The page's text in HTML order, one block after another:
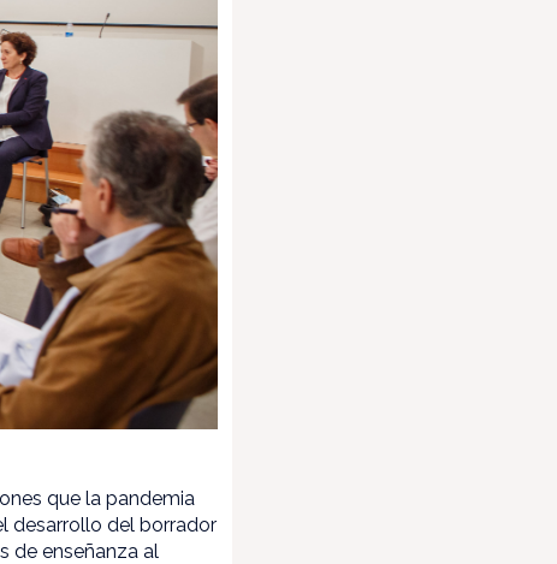
que la pandemia
desarrollo del borrador
de enseñanza al